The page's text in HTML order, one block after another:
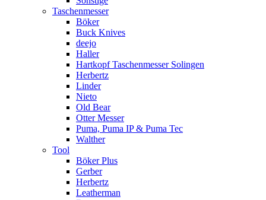
Taschenmesser
Böker
Buck Knives
deejo
Haller
Hartkopf Taschenmesser Solingen
Herbertz
Linder
Nieto
Old Bear
Otter Messer
Puma, Puma IP & Puma Tec
Walther
Tool
Böker Plus
Gerber
Herbertz
Leatherman